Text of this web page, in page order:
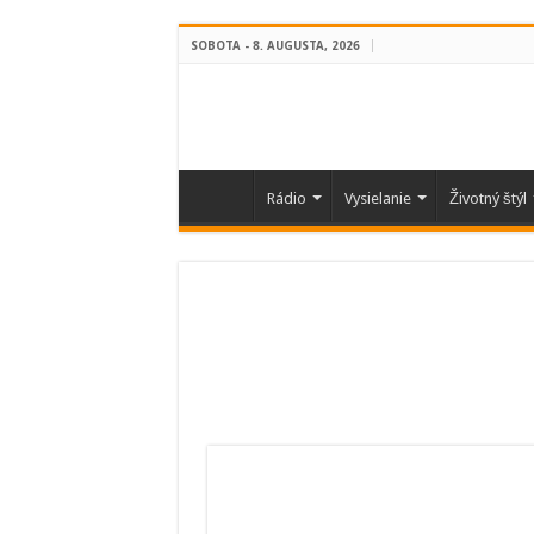
SOBOTA - 8. AUGUSTA, 2026
Rádio Vysielanie Životný štýl